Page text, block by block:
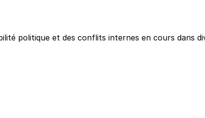
politique et des conflits internes en cours dans